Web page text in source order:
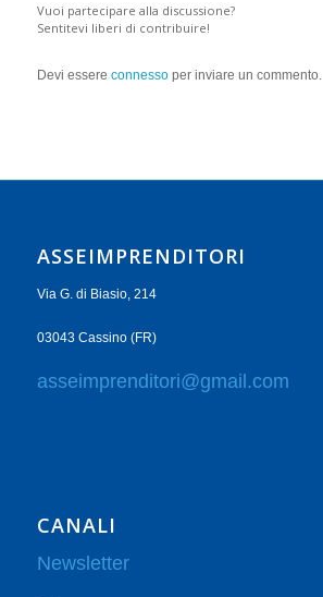
Vuoi partecipare alla discussione?
Sentitevi liberi di contribuire!
Devi essere connessoper inviare un commento.
ASSEIMPRENDITORI
Via G. di Biasio, 214
03043 Cassino (FR)
asseimprenditori@gmail.com
CANALI
Newsletter